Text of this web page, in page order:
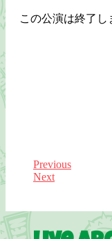
この公演は終了し
Previous
Next